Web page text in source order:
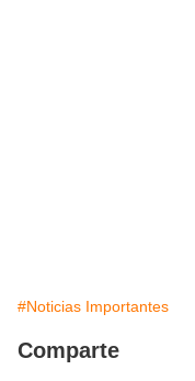
#Noticias Importantes
Comparte